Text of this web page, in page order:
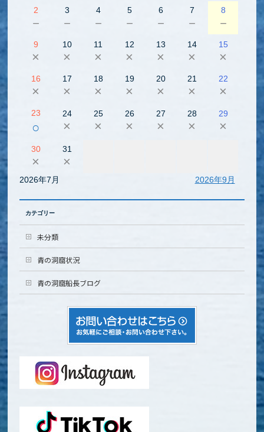
2
－
3
－
4
－
5
－
6
－
7
－
8
－
9
×
10
×
11
×
12
×
13
×
14
×
15
×
16
×
17
×
18
×
19
×
20
×
21
×
22
×
23
○
24
×
25
×
26
×
27
×
28
×
29
×
30
×
31
×
2026年7月 2026年9月
カテゴリー
未分類
青の洞窟状況
青の洞窟船長ブログ